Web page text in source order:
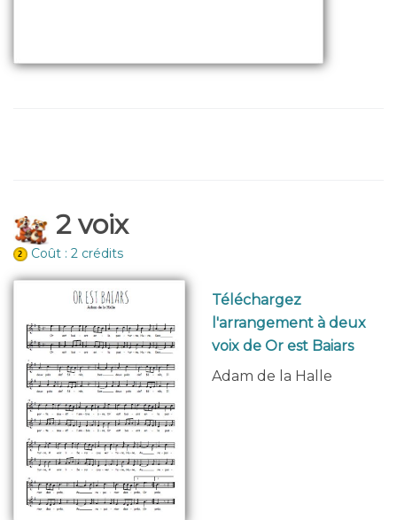
2 voix
Coût : 2 crédits
Téléchargez
l'arrangement à deux
voix de Or est Baiars
Adam de la Halle